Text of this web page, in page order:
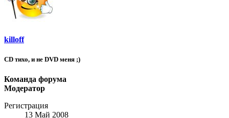
killoff
CD тихо, и не DVD меня ;)
Команда форума
Модератор
Регистрация
13 Май 2008